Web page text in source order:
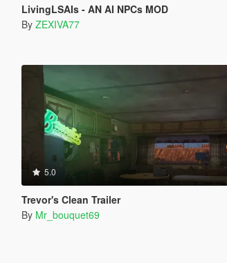
LivingLSAIs - AN AI NPCs MOD
By ZEXIVA77
5.0
Trevor's Clean Trailer
By Mr_bouquet69